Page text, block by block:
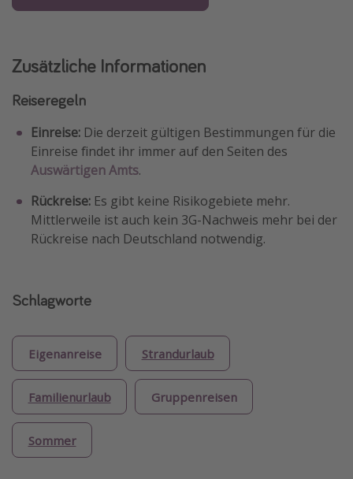
Zusätzliche Informationen
Reiseregeln
Einreise: Die derzeit gültigen Bestimmungen für die
Einreise findet ihr immer auf den Seiten des
Auswärtigen Amts.
Rückreise: Es gibt keine Risikogebiete mehr.
Mittlerweile ist auch kein 3G-Nachweis mehr bei der
Rückreise nach Deutschland notwendig.
Schlagworte
Eigenanreise Strandurlaub
Familienurlaub Gruppenreisen
Sommer